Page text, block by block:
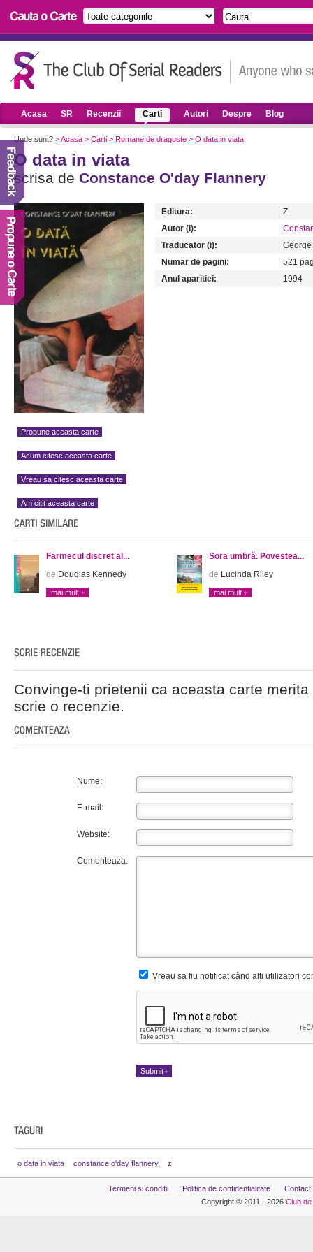
Acasa SR Recenzii Carti Autori Despre Blog
Unde sunt? >Acasa > Carti > Romane de dragoste > O data in viata
O data in viata
scrisa de Constance O'day Flannery
Propune aceasta carte
Acum citesc aceasta carte
Vreau sa citesc aceasta carte
Am citit aceasta carte
Editura:
Z
Autor (i):
Traducator (i):
Numar de pagini:
521
Anul aparitiei:
1994
Farmecul discret al...
de Douglas Kennedy
mai mult
Sora umbră. Povestea...
de Lucinda Riley
mai mult
Convinge-ti prietenii ca aceasta carte
scrie o recenzie.
Nume:
E-mail:
Website:
Comenteaza:
Vreau sa fiu notificat când alți utilizatori
o data in viata constance o'day flannery z
Termeni si conditii Politica de confidentialitate
Contact
Copyright © 2011 - 2026 Club